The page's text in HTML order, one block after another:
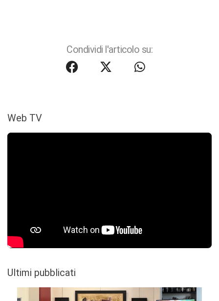
Condividi l'articolo su:
Web TV
Ultimi pubblicati